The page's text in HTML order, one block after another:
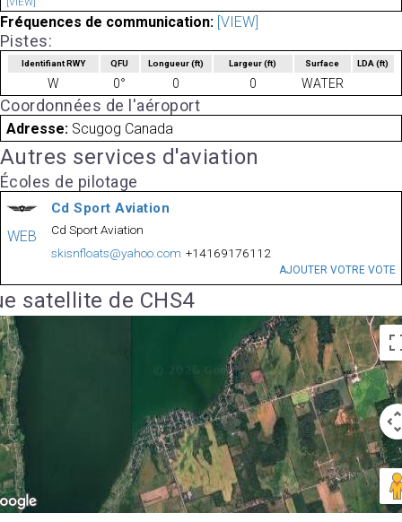
[VIEW]
Fréquences de communication: [VIEW]
Pistes:
Identifiant RWY QFU Longueur(ft) Largeur(ft) Surface LDA(ft)
W 0° 0 0 WATER
Coordonnées de l'aéroport
Adresse: Scugog Canada
Autres services d'aviation
Écoles de pilotage
WEB
Cd Sport Aviation
Cd Sport Aviation
skisnfloats@yahoo.com +14169176112
AJOUTER VOTRE VOTE
satellite de CHS4